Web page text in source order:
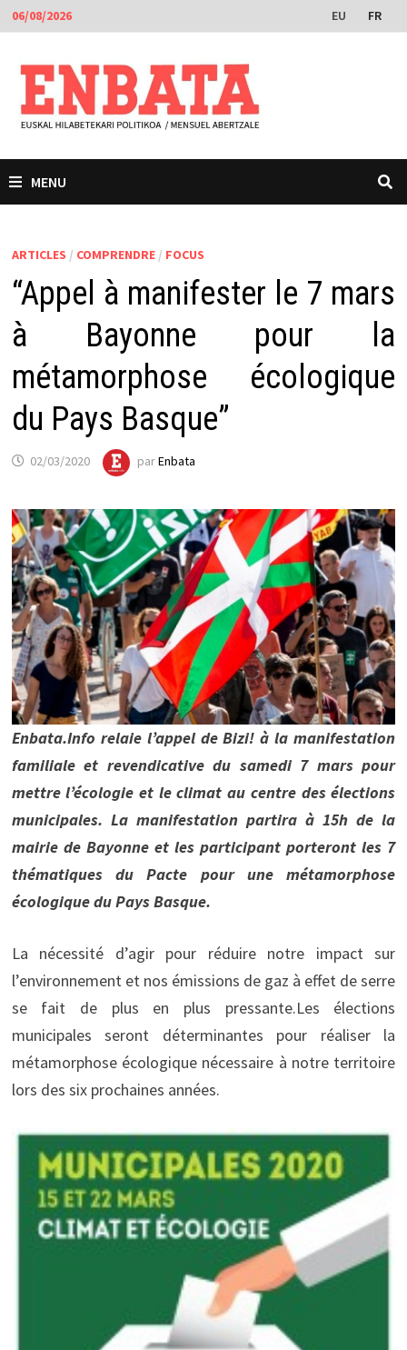
Passer
au
contenu
06/08/2026 EU FR
MENU
ARTICLES / COMPRENDRE/ FOCUS
“Appel à manifester le 7 mars
à Bayonne pour la
métamorphose écologique
du Pays Basque”
02/03/2020 parEnbata
Enbata.Info relaie l’appel de Bizi! à la manifestation
familiale et revendicative du samedi 7 mars pour
mettre l’écologie et le climat au centre des élections
municipales. La manifestation partira à 15h de la
mairie de Bayonne et les participant porteront les 7
thématiques du Pacte pour une métamorphose
écologique du Pays Basque.
La nécessité d’agir pour réduire notre impact sur
l’environnement et nos émissions de gaz à effet de serre
se fait de plus en plus pressante.Les élections
municipales seront déterminantes pour réaliser la
métamorphose écologique nécessaire à notre territoire
lors des six prochaines années.